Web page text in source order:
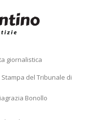
giornalistica
del Tribunale di
Bonollo